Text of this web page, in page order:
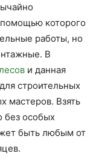
которого
работы, но
В
и данная
строительных
мастеров. Взять
без особых
быть любым от